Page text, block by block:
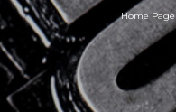
Home Page